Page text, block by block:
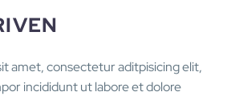
amet, consectetur aditpisicing elit,
incididunt ut labore et dolore